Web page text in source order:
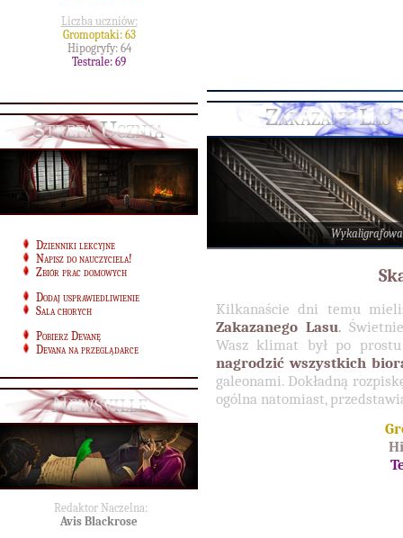
Liczba uczniów:
Gromoptaki: 63
Hipogryfy: 64
Testrale: 69
Strefa Ucznia
Dzienniki lekcyjne
Napisz do nauczyciela!
Zbiór prac domowych
Dodaj usprawiedliwienie
Sala chorych
Pobierz Devanę
Devana na przeglądarce
Newsville
Redaktor Naczelna:
Avis Blackrose
Zakazany Las
Kilkanaście dni temu
Zakazanego Lasu.
Wasz klimat był po prostu
nagrodzić wszystkich
galeonami. Dokładną
ogólna natomiast,